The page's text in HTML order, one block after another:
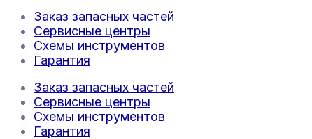
Заказ запасных частей
Сервисные центры
Схемы инструментов
Гарантия
Заказ запасных частей
Сервисные центры
Схемы инструментов
Гарантия